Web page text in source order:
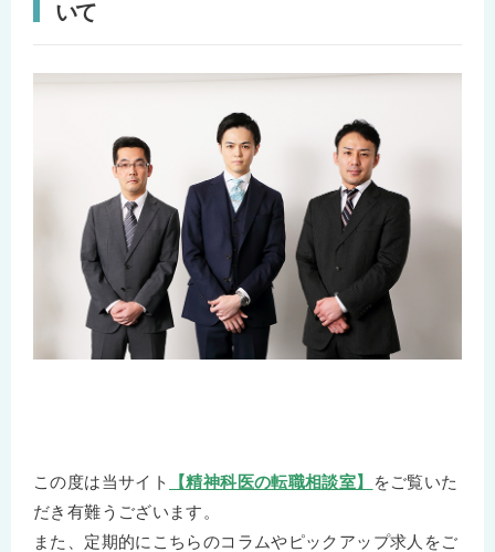
いて
この度は当サイト 【精神科医の転職相談室】
をご覧いた
だき有難うございます。
また、定期的にこちらのコラムやピックアップ求人をご